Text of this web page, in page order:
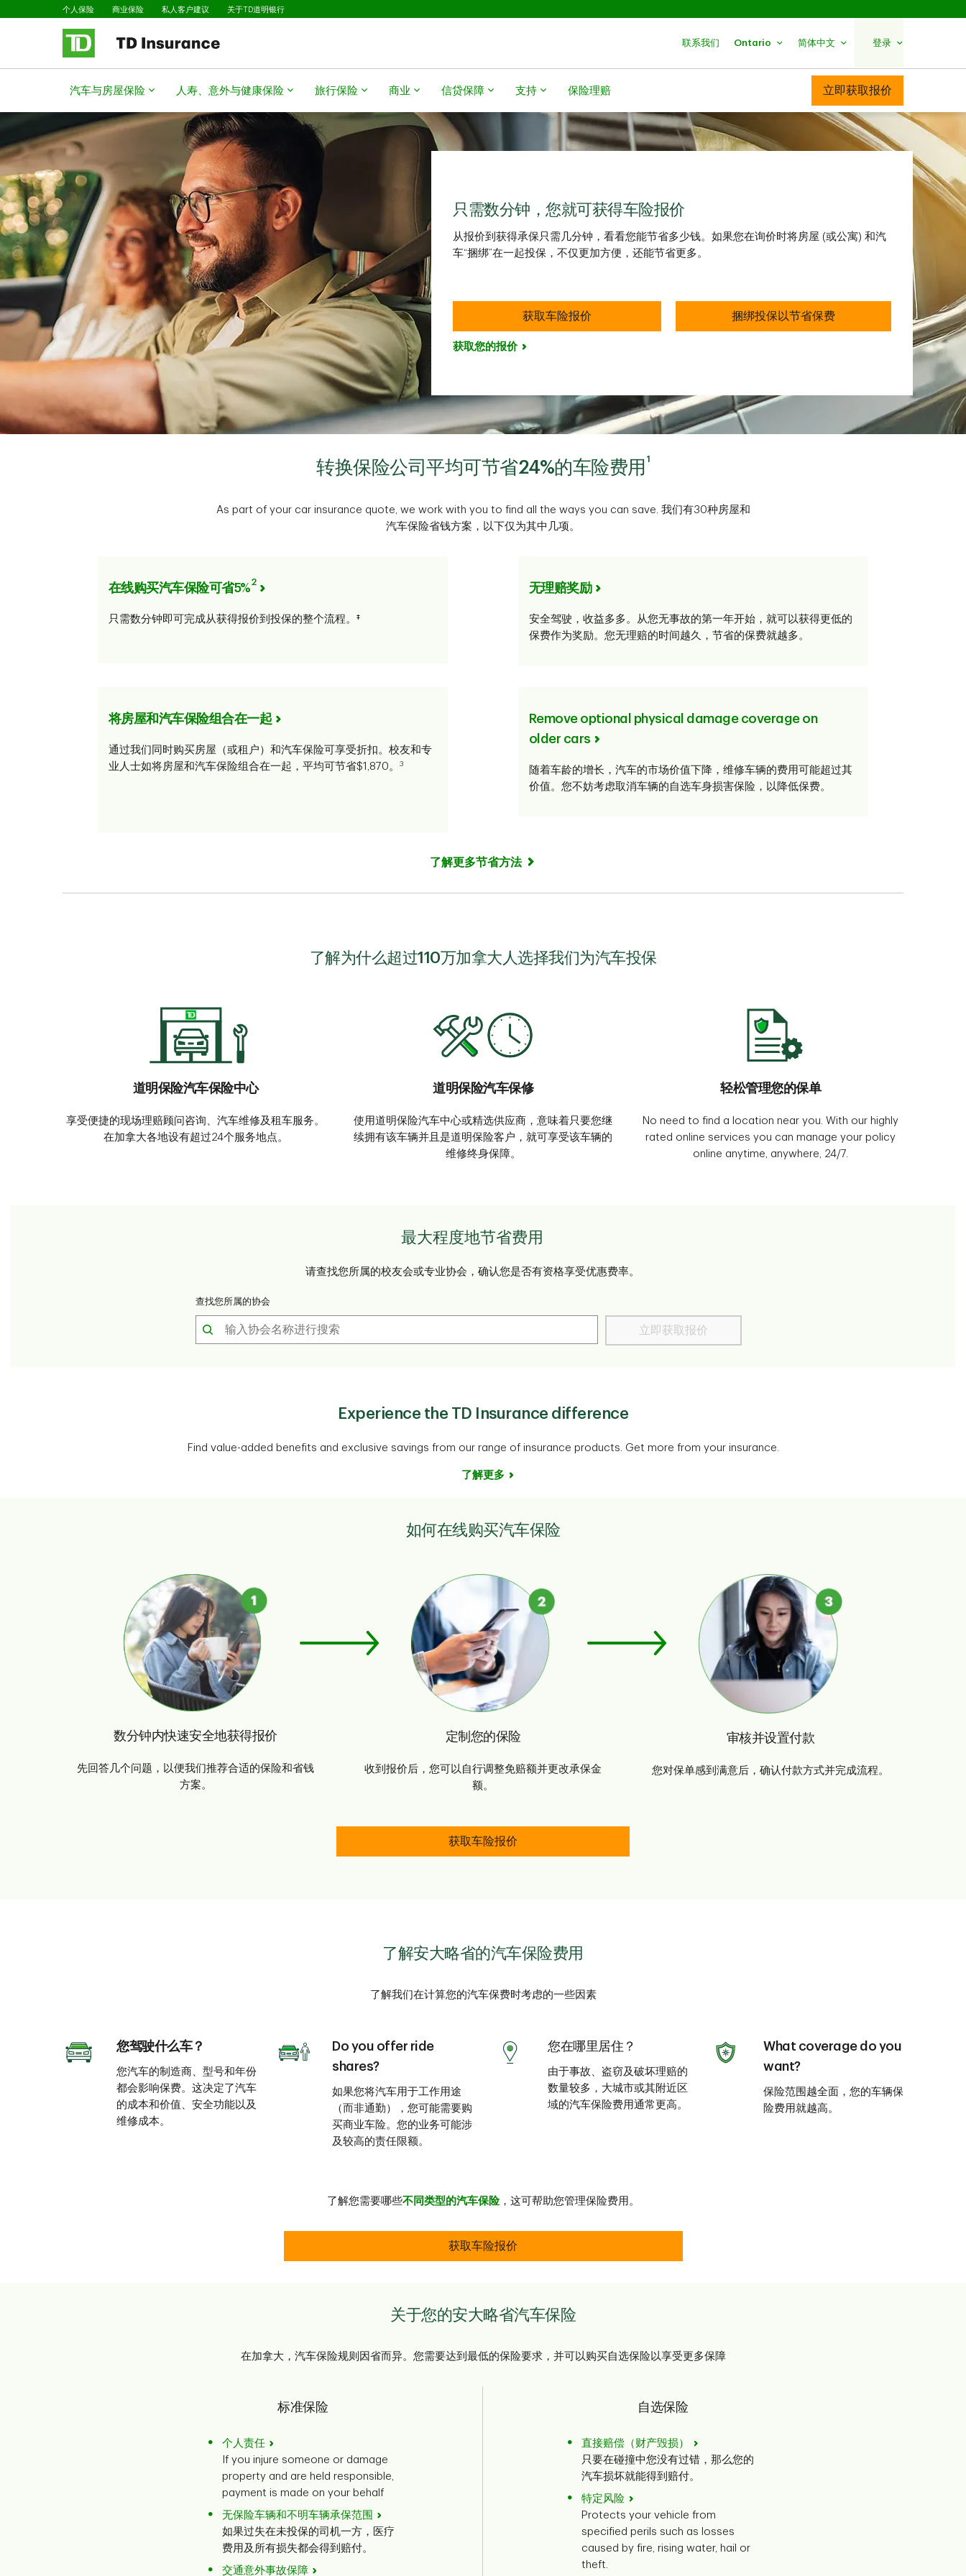
跳转到主要内容个人保险 已选择商业保险 私人客户建议 关于TD道明银行
联系我们​​​​​​​ Ontario 简体中文 登录
汽车与房屋保险 人寿、意外与健康保险 旅行保险 商业 信贷保障 支持 保险理赔 立即获取报价
只需数分钟，您就可获得车险报价
从报价到获得承保只需几分钟，看看您能节省多少钱。如果您在询价时将房屋 (或公寓) 和汽
车“捆绑”在一起投保，不仅更加方便，还能节省更多。
获取车险报价 捆绑投保以节省保费
获取您的报价
转换保险公司平均可节省24%的车险费用 1
As part of your car insurance quote, we work with you to find all the ways you can save. 我们有30种房屋和
汽车保险省钱方案，以下仅为其中几项。
在线购买汽车保险可省5%2
只需数分钟即可完成从获得报价到投保的整个流程。‡
无理赔奖励
安全驾驶，收益多多。从您无事故的第一年开始，就可以获得更低的
保费作为奖励。您无理赔的时间越久，节省的保费就越多。
将房屋和汽车保险组合在一起
通过我们同时购买房屋（或租户）和汽车保险可享受折扣。校友和专
业人士如将房屋和汽车保险组合在一起，平均可节省$1,870。
3
Remove optional physical damage coverage on
older cars
随着车龄的增长，汽车的市场价值下降，维修车辆的费用可能超过其
价值。您不妨考虑取消车辆的自选车身损害保险，以降低保费。
了解更多节省方法
了解为什么超过110万加拿大人选择我们为汽车投保
道明保险汽车保险中心
享受便捷的现场理赔顾问咨询、汽车维修及租车服务。
在加拿大各地设有超过24个服务地点。
道明保险汽车保修
使用道明保险汽车中心或精选供应商，意味着只要您继
续拥有该车辆并且是道明保险客户，就可享受该车辆的
维修终身保障。
轻松管理您的保单
No need to find a location near you. With our highly
rated online services you can manage your policy
online anytime, anywhere, 24/7.
最大程度地节省费用
请查找您所属的校友会或专业协会，确认您是否有资格享受优惠费率。
查找您所属的协会
立即获取报价
Experience the TD Insurance difference
Find value-added benefits and exclusive savings from our range of insurance products. Get more from your insurance.
了解更多
如何在线购买汽车保险
数分钟内快速安全地获得报价
先回答几个问题，以便我们推荐合适的保险和省钱
方案。
定制您的保险
收到报价后，您可以自行调整免赔额并更改承保金
额。
审核并设置付款
您对保单感到满意后，确认付款方式并完成流程。
获取车险报价
了解安大略省的汽车保险费用
了解我们在计算您的汽车保费时考虑的一些因素
您驾驶什么车？
您汽车的制造商、型号和年份
都会影响保费。这决定了汽车
的成本和价值、安全功能以及
维修成本。
Do you offer ride
shares?
如果您将汽车用于工作用途
（而非通勤），您可能需要购
买商业车险。您的业务可能涉
及较高的责任限额。
您在哪里居住？
由于事故、盗窃及破坏理赔的
数量较多，大城市或其附近区
域的汽车保险费用通常更高。
What coverage do you
want?
保险范围越全面，您的车辆保
险费用就越高。
了解您需要哪些不同类型的汽车保险，这可帮助您管理保险费用。
获取车险报价
关于您的安大略省汽车保险
在加拿大，汽车保险规则因省而异。您需要达到最低的保险要求，并可以购买自选保险以享受更多保障
标准保险
个人责任
If you injure someone or damage
property and are held responsible,
payment is made on your behalf
无保险车辆和不明车辆承保范围
如果过失在未投保的司机一方，医疗
费用及所有损失都会得到赔付。
交通意外事故保障
自选保险
直接赔偿（财产毁损）
只要在碰撞中您没有过错，那么您的
汽车损坏就能得到赔付。
特定风险
Protects your vehicle from
specified perils such as losses
caused by fire, rising water, hail or
theft.